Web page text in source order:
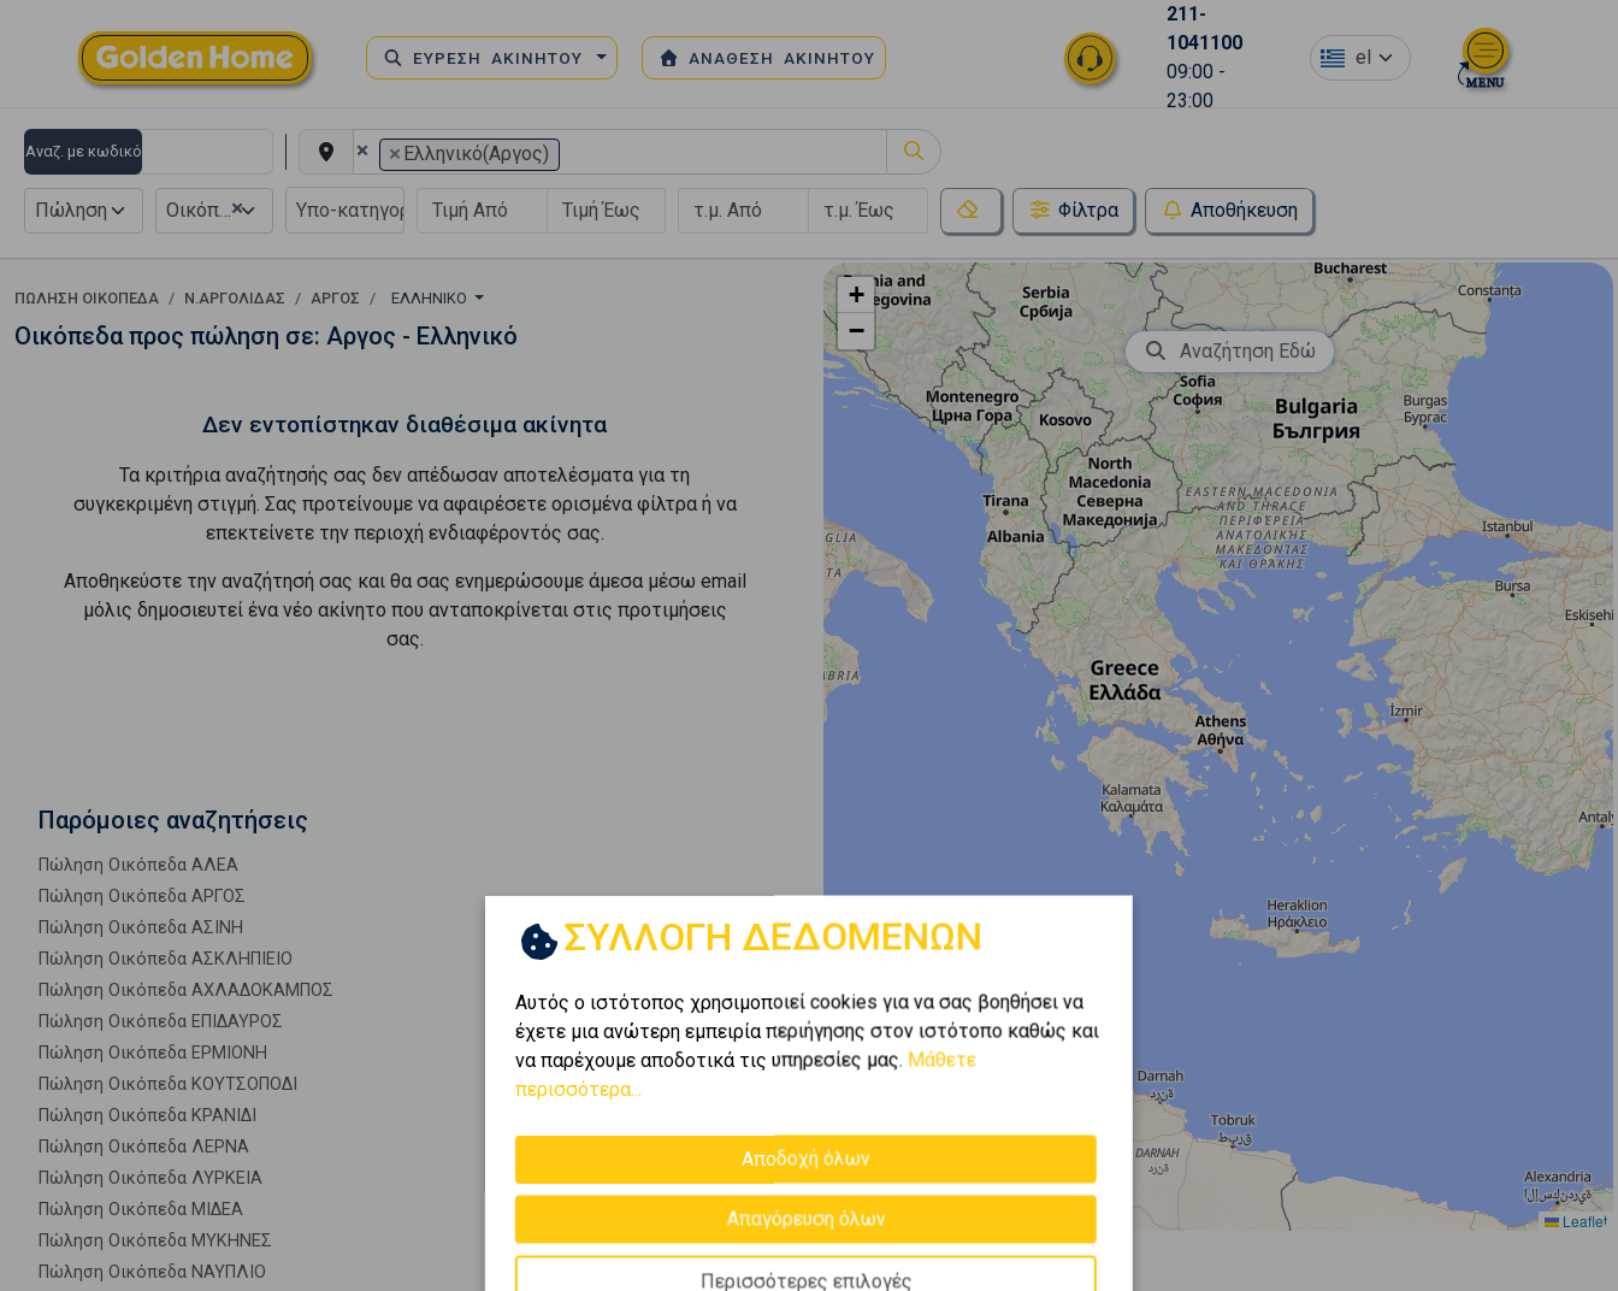
ΕΥΡΕΣΗ ΑΚΙΝΗΤΟΥ ΑΝΑΘΕΣΗ ΑΚΙΝΗΤΟΥ
211-
1041100
09:00 -
23:00
el
Αναζ. με κωδικό × × Ελληνικό(Αργος)
Πώληση ×
Οικόπεδο Φίλτρα Αποθήκευση
ΠΏΛΗΣΗ ΟΙΚΌΠΕΔΑ Ν.ΑΡΓΟΛΙΔΑΣ ΑΡΓΟΣ ΕΛΛΗΝΙΚΌ
Οικόπεδα προς πώληση σε: Αργος - Ελληνικό
Δεν εντοπίστηκαν διαθέσιμα ακίνητα
Τα κριτήρια αναζήτησής σας δεν απέδωσαν αποτελέσματα για τη
συγκεκριμένη στιγμή. Σας προτείνουμε να αφαιρέσετε ορισμένα φίλτρα ή να
επεκτείνετε την περιοχή ενδιαφέροντός σας.
Αποθηκεύστε την αναζήτησή σας και θα σας ενημερώσουμε άμεσα μέσω email
μόλις δημοσιευτεί ένα νέο ακίνητο που ανταποκρίνεται στις προτιμήσεις
σας.
Παρόμοιες αναζητήσεις
Πώληση Οικόπεδα ΑΛΕΑ
Πώληση Οικόπεδα ΑΡΓΟΣ
Πώληση Οικόπεδα ΑΣΙΝΗ
Πώληση Οικόπεδα ΑΣΚΛΗΠΙΕΙΟ
Πώληση Οικόπεδα ΑΧΛΑΔΟΚΑΜΠΟΣ
Πώληση Οικόπεδα ΕΠΙΔΑΥΡΟΣ
Πώληση Οικόπεδα ΕΡΜΙΟΝΗ
Πώληση Οικόπεδα ΚΟΥΤΣΟΠΟΔΙ
Πώληση Οικόπεδα ΚΡΑΝΙΔΙ
Πώληση Οικόπεδα ΛΕΡΝΑ
Πώληση Οικόπεδα ΛΥΡΚΕΙΑ
Πώληση Οικόπεδα ΜΙΔΕΑ
Πώληση Οικόπεδα ΜΥΚΗΝΕΣ
Πώληση Οικόπεδα ΝΑΥΠΛΙΟ
+
−
Leaflet
Αναζήτηση Εδώ
ΣΥΛΛΟΓΗ ΔΕΔΟΜΕΝΩΝ
Αυτός ο ιστότοπος χρησιμοποιεί cookies για να σας βοηθήσει να
έχετε μια ανώτερη εμπειρία περιήγησης στον ιστότοπο καθώς και
να παρέχουμε αποδοτικά τις υπηρεσίες μας. Μάθετε
περισσότερα...
Αποδοχή όλων
Απαγόρευση όλων
Περισσότερες επιλογές